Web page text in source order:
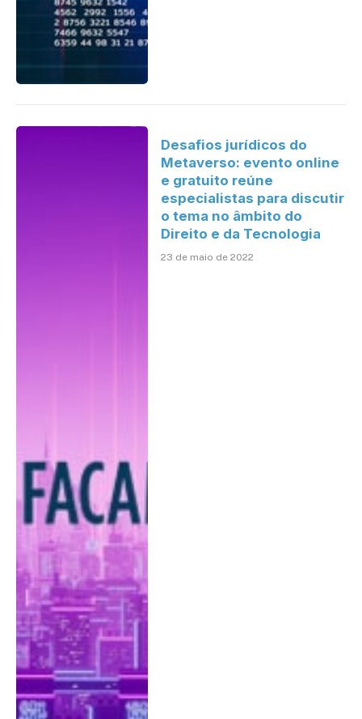
Desafios jurídicos do
Metaverso: evento online
e gratuito reúne
especialistas para discutir
o tema no âmbito do
Direito e da Tecnologia
23 de maio de 2022